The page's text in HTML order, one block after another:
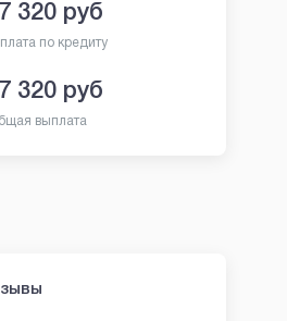
320 руб
по кредиту
320 руб
выплата